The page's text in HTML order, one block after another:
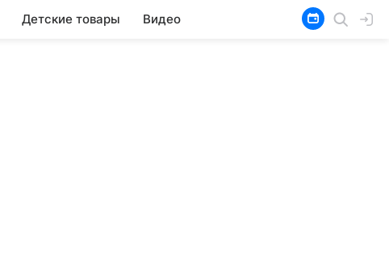
Детские товары Видео